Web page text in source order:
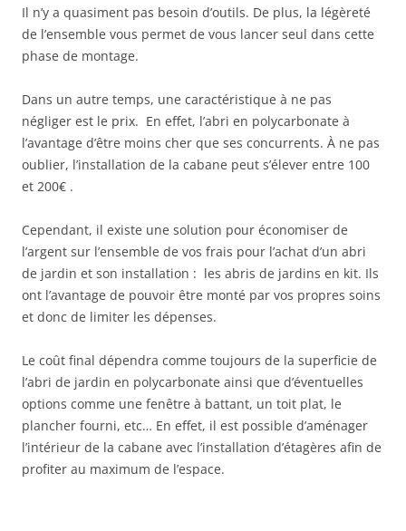
Il n’y a quasiment pas besoin d’outils. De plus, la légèreté
de l’ensemble vous permet de vous lancer seul dans cette
phase de montage.
Dans un autre temps, une caractéristique à ne pas
négliger est le prix. En effet, l’abri en polycarbonate à
l’avantage d’être moins cher que ses concurrents. À ne pas
oublier, l’installation de la cabane peut s’élever entre 100
et 200€ .
Cependant, il existe une solution pour économiser de
l’argent sur l’ensemble de vos frais pour l’achat d’un abri
de jardin et son installation : les abris de jardins en kit. Ils
ont l’avantage de pouvoir être monté par vos propres soins
et donc de limiter les dépenses.
Le coût final dépendra comme toujours de la superficie de
l’abri de jardin en polycarbonate ainsi que d’éventuelles
options comme une fenêtre à battant, un toit plat, le
plancher fourni, etc… En effet, il est possible d’aménager
l’intérieur de la cabane avec l’installation d’étagères afin de
profiter au maximum de l’espace.